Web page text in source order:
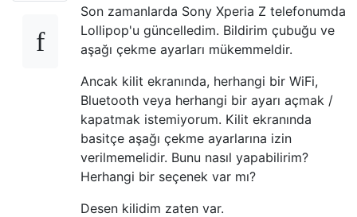
Son zamanlarda Sony Xperia Z telefonumda
Lollipop'u güncelledim. Bildirim çubuğu ve
aşağı çekme ayarları mükemmeldir.
Ancak kilit ekranında, herhangi bir WiFi,
Bluetooth veya herhangi bir ayarı açmak /
kapatmak istemiyorum. Kilit ekranında
basitçe aşağı çekme ayarlarına izin
verilmemelidir. Bunu nasıl yapabilirim?
Herhangi bir seçenek var mı?
Desen kilidim zaten var.